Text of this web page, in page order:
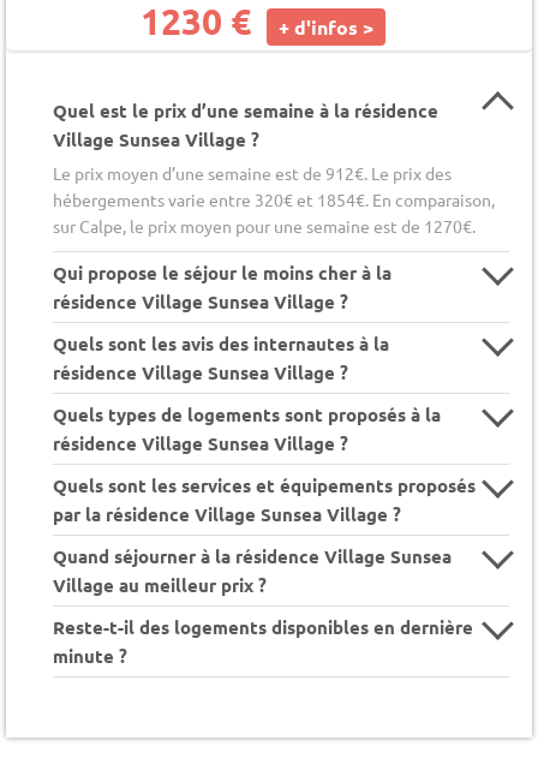
1230 € + d'infos >
Quel est le prix d’une semaine à la résidence
Village Sunsea Village ?
Le prix moyen d’une semaine est de 912€. Le prix des
hébergements varie entre 320€ et 1854€. En comparaison,
sur Calpe, le prix moyen pour une semaine est de 1270€.
Qui propose le séjour le moins cher à la
résidence Village Sunsea Village ?
Quels sont les avis des internautes à la
résidence Village Sunsea Village ?
Quels types de logements sont proposés à la
résidence Village Sunsea Village ?
Quels sont les services et équipements proposés
par la résidence Village Sunsea Village ?
Quand séjourner à la résidence Village Sunsea
Village au meilleur prix ?
Reste-t-il des logements disponibles en dernière
minute ?